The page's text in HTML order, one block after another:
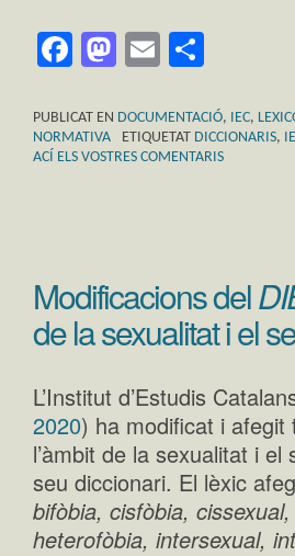
Facebook
Mastodon
Email
PUBLICAT EN DOCUMENTACIÓ, IEC,
NORMATIVA
ETIQUETAT DICCIONARIS,
ACÍ ELS VOSTRES COMENTARIS
Modificacions del
de la sexualitat i el
L’Institut d’Estudis
2020) ha modificat i afegit
l’àmbit de la sexualitat i el
seu diccionari. El lèxic
bifòbia, cisfòbia,
heterofòbia, intersexual,